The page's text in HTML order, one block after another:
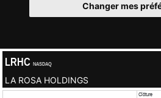
Changer mes
LRHC NASDAQ
LA ROSA HOLDINGS
Clôture